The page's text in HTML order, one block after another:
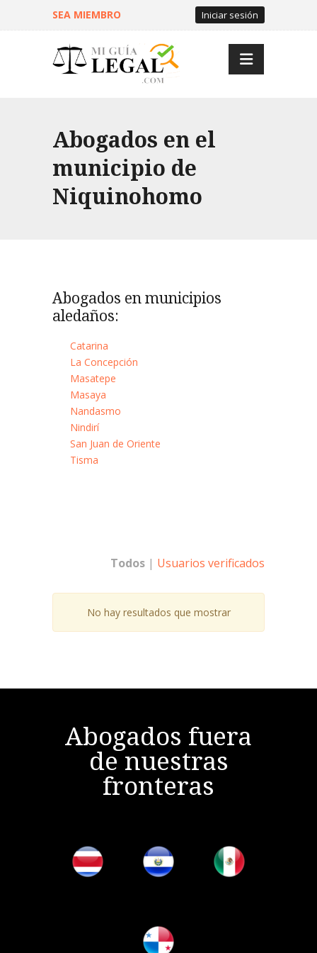
SEA MIEMBRO Iniciar sesión
Abogados en el
municipio de
Niquinohomo
Abogados en municipios
aledaños:
Catarina
La Concepción
Masatepe
Masaya
Nandasmo
Nindirí
San Juan de Oriente
Tisma
Todos | Usuarios verificados
No hay resultados que mostrar
Abogados fuera
de nuestras
fronteras